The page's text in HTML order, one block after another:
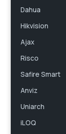
Dahua
Hikvision
Ajax
Risco
Safire Smart
Anviz
Uniarch
iLOQ